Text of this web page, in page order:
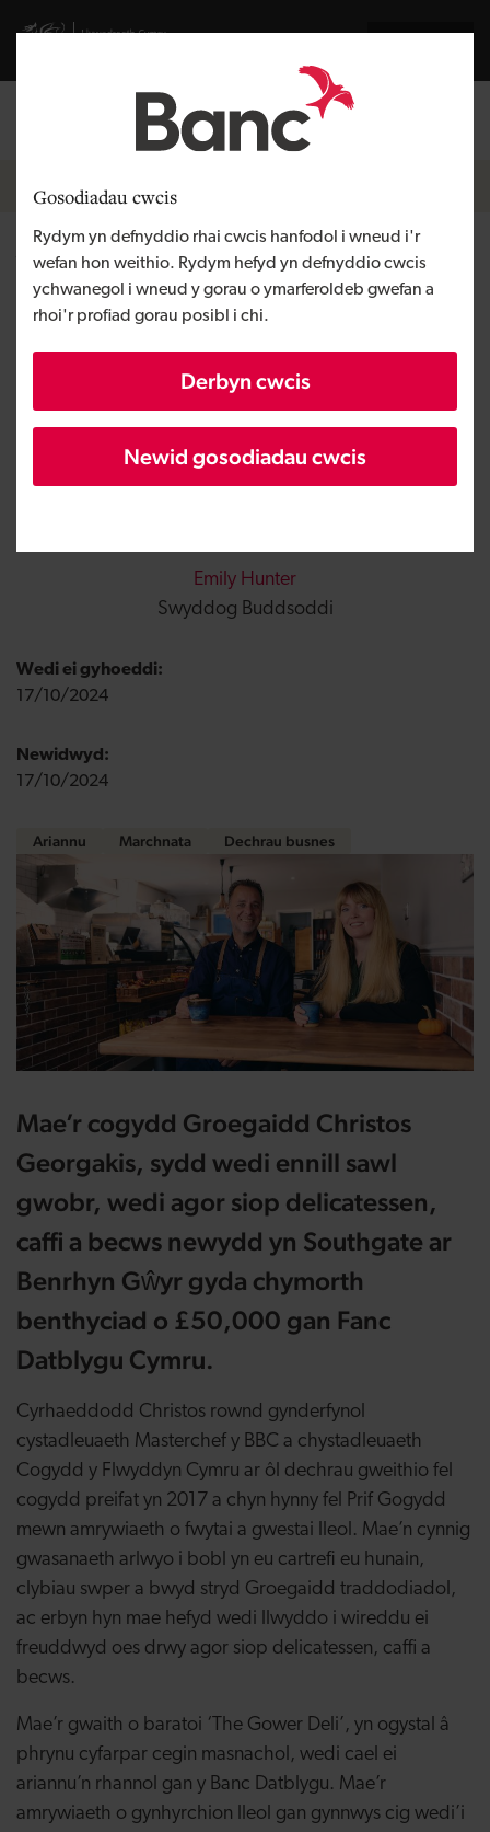
Gosodiadau cwcis
Rydym yn defnyddio rhai cwcis hanfodol i wneud i'r
wefan hon weithio. Rydym hefyd yn defnyddio cwcis
ychwanegol i wneud y gorau o ymarferoldeb gwefan a
rhoi'r profiad gorau posibl i chi.
Derbyn cwcis
Newid gosodiadau cwcis
Visit gov.wales website
Mewngofnodi
Breadcrumb
Newyddion
Y Banc Datblygu yn cefnogi
cyn-gystadleuydd MasterChef
Emily Hunter
Swyddog Buddsoddi
Wedi ei gyhoeddi:
17/10/2024
Newidwyd:
17/10/2024
Ariannu Marchnata Dechrau busnes
Mae’r cogydd Groegaidd Christos
Georgakis, sydd wedi ennill sawl
gwobr, wedi agor siop delicatessen,
caffi a becws newydd yn Southgate ar
Benrhyn Gŵyr gyda chymorth
benthyciad o £50,000 gan Fanc
Datblygu Cymru.
Cyrhaeddodd Christos rownd gynderfynol
cystadleuaeth Masterchef y BBC a chystadleuaeth
Cogydd y Flwyddyn Cymru ar ôl dechrau gweithio fel
cogydd preifat yn 2017 a chyn hynny fel Prif Gogydd
mewn amrywiaeth o fwytai a gwestai lleol. Mae’n cynnig
gwasanaeth arlwyo i bobl yn eu cartrefi eu hunain,
clybiau swper a bwyd stryd Groegaidd traddodiadol,
ac erbyn hyn mae hefyd wedi llwyddo i wireddu ei
freuddwyd oes drwy agor siop delicatessen, caffi a
becws.
Mae’r gwaith o baratoi ‘The Gower Deli’, yn ogystal â
phrynu cyfarpar cegin masnachol, wedi cael ei
ariannu’n rhannol gan y Banc Datblygu. Mae’r
amrywiaeth o gynhyrchion lleol gan gynnwys cig wedi’i